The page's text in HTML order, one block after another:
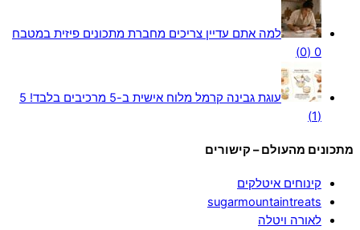
למה אתם עדיין צריכים מחברת מתכונים פיזית במטבח
0 (0)
עוגת גבינה קרמל מלוח אישית ב-5 מרכיבים בלבד!
5
(1)
מתכונים מהעולם – קישורים
קינוחים איטלקים
sugarmountaintreats
לאורה ויטלה